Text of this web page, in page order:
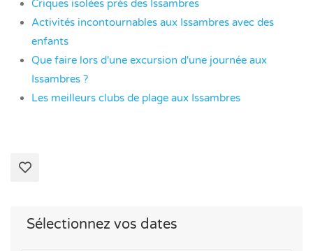
Criques isolées près des Issambres
Activités incontournables aux Issambres avec des
enfants
Que faire lors d'une excursion d'une journée aux
Issambres ?
Les meilleurs clubs de plage aux Issambres
Sélectionnez vos dates